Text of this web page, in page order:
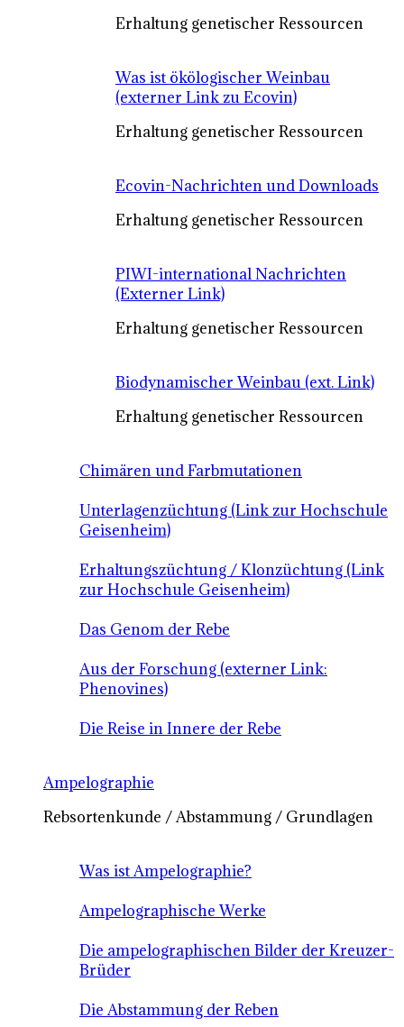
Erhaltung genetischer Ressourcen
Was ist ökölogischer Weinbau
(externer Link zu Ecovin)
Erhaltung genetischer Ressourcen
Ecovin-Nachrichten und Downloads
Erhaltung genetischer Ressourcen
PIWI-international Nachrichten
(Externer Link)
Erhaltung genetischer Ressourcen
Biodynamischer Weinbau (ext. Link)
Erhaltung genetischer Ressourcen
Chimären und Farbmutationen
Unterlagenzüchtung (Link zur Hochschule
Geisenheim)
Erhaltungszüchtung / Klonzüchtung (Link
zur Hochschule Geisenheim)
Das Genom der Rebe
Aus der Forschung (externer Link:
Phenovines)
Die Reise in Innere der Rebe
Ampelographie
Rebsortenkunde / Abstammung / Grundlagen
Was ist Ampelographie?
Ampelographische Werke
Die ampelographischen Bilder der Kreuzer-
Brüder
Die Abstammung der Reben